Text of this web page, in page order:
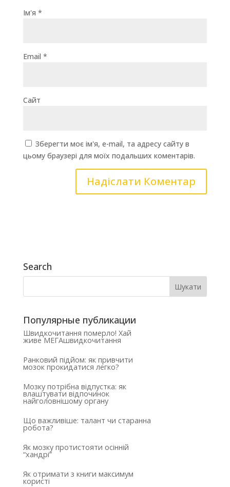
Ім'я *
Email *
Сайт
Зберегти моє ім'я, e-mail, та адресу сайту в
цьому браузері для моїх подальших коментарів.
Search
Популярные публикации
Швидкочитання померло! Хай
живе МЕГАшвидкочитання
Ранковий підйом: як привчити
мозок прокидатися легко?
Мозку потрібна відпустка: як
влаштувати відпочинок
найголовнішому органу
Що важливіше: талант чи старанна
робота?
Як мозку протистояти осінній
“хандрі”
Як отримати з книги максимум
користі